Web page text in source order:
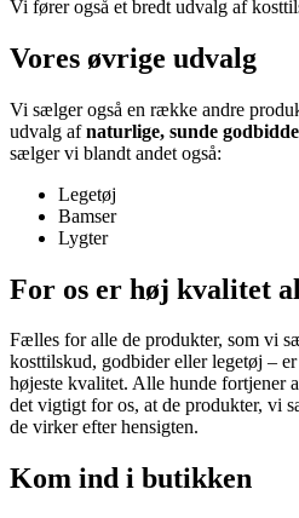
Vi fører også et bredt udvalg af
Vores øvrige udvalg
Vi sælger også en række andre
udvalg afnaturlige, sunde
sælger vi blandt andet også:
Legetøj
Bamser
Lygter
For os er høj kvalitet
Fælles for alle de produkter, som vi
kosttilskud, godbider eller legetøj –
højeste kvalitet. Alle hunde fortjener
det vigtigt for os, at de produkter, vi
de virker efter hensigten.
Kom ind i butikken